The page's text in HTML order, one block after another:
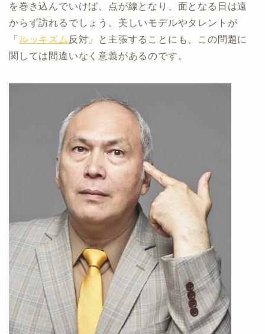
を巻き込んでいけば、点が線となり、面となる日は遠
からず訪れるでしょう。美しいモデルやタレントが
「 ルッキズム 反対」と主張することにも、この問題に
関しては間違いなく意義があるのです。